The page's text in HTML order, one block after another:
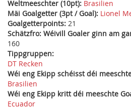
Weltmeeschter (10pt): Brasilien
Mäi Goalgetter (3pt / Goal): Lionel
Goalgetterpoints: 21
Schätzfro: Wéivill Goaler ginn am
160
Tippgruppen:
DT Recken
Wéi eng Ekipp schéisst déi
Brasilien
Wéi eng Ekipp kritt déi meeschte
Ecuador